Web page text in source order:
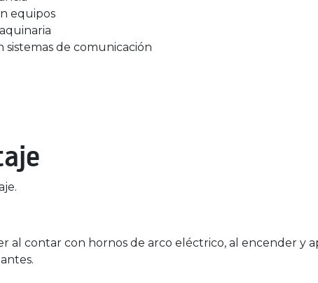
equipos
de comunicación
al contar con hornos de arco eléctrico, al encender y